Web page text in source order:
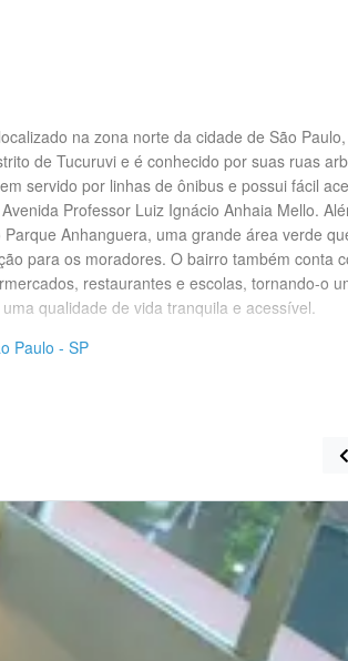
na zona norte da cidade de São
de Tucuruvi e é conhecido por suas ruas
servido por linhas de ônibus e possui fácil
Professor Luiz Ignácio Anhaia Mello.
Anhanguera, uma grande área verde
para os moradores. O bairro também conta
restaurantes e escolas, tornando-o
qualidade de vida tranquila e acessível.
Paulo - SP